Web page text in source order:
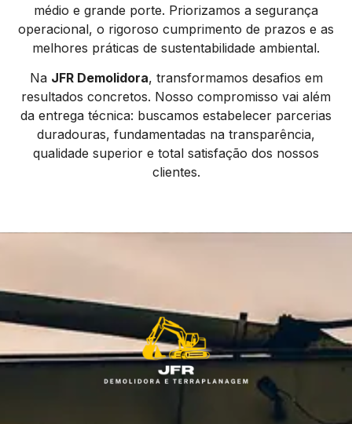
médio e grande porte. Priorizamos a segurança
operacional, o rigoroso cumprimento de prazos e as
melhores práticas de sustentabilidade ambiental.
Na JFR Demolidora, transformamos desafios em
resultados concretos. Nosso compromisso vai além
da entrega técnica: buscamos estabelecer parcerias
duradouras, fundamentadas na transparência,
qualidade superior e total satisfação dos nossos
clientes.